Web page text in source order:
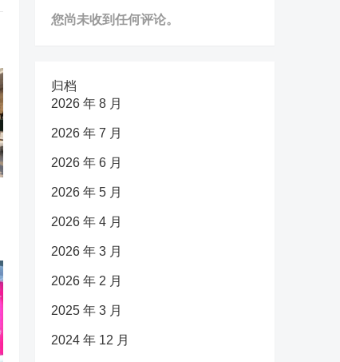
您尚未收到任何评论。
归档
2026 年 8 月
2026 年 7 月
2026 年 6 月
2026 年 5 月
2026 年 4 月
2026 年 3 月
2026 年 2 月
2025 年 3 月
2024 年 12 月